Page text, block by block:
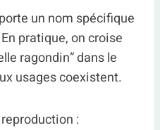
un nom spécifique
pratique, on croise
ragondin” dans le
usages coexistent.
: